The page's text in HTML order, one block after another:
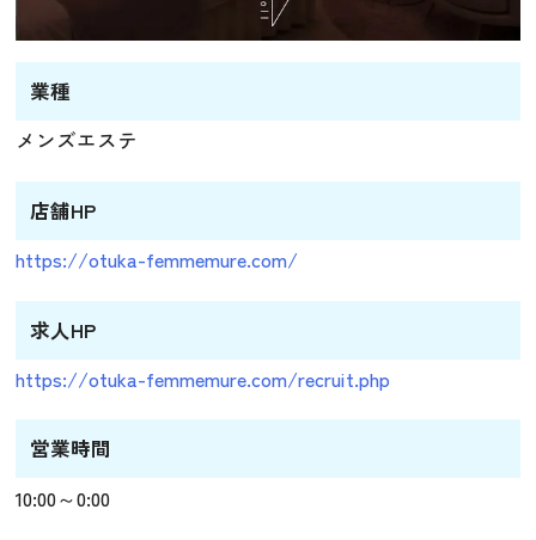
業種
メンズエステ
店舗HP
https://otuka-femmemure.com/
求人HP
https://otuka-femmemure.com/recruit.php
営業時間
10:00～0:00